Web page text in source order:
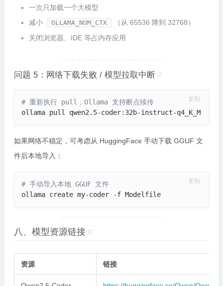
一次只加载一个大模型
减小
OLLAMA_NUM_CTX
（从 65536 降到 32768）
关闭浏览器、IDE 等占内存应用
问题 5：网络下载失败 / 模型拉取中断 #
# 重新执行 pull，Ollama 支持断点续传
ollama pull qwen2.5-coder:32b-instruct-q4_K_M
复制
如果网络不稳定，可考虑从 HuggingFace 手动下载 GGUF 文
件后本地导入：
# 手动导入本地 GGUF 文件
ollama create my-coder -f Modelfile
复制
八、模型资源链接 #
资源 链接